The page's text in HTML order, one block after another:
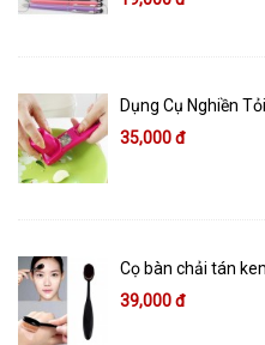
Dụng Cụ Nghiền
35,000 đ
Cọ bàn chải tán
39,000 đ